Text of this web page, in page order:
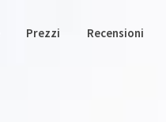
Prezzi Recensioni